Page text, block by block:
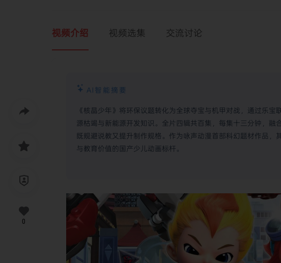
视频介绍 视频选集 交流讨论
AI智能摘要
《核晶少年》将环保议题转化为全球夺宝与机甲对战，通过乐
源枯竭与新能源开发知识。全片四辑共百集，每集十三分钟，融
既规避说教又提升制作规格。作为咏声动漫首部科幻题材作品
与教育价值的国产少儿动画标杆。
0